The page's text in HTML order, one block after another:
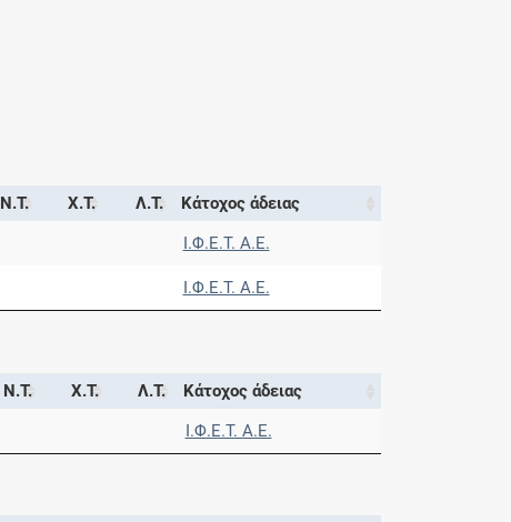
Ν.Τ. Χ.Τ. Λ.Τ.
Κάτοχος άδειας
Ι.Φ.Ε.Τ. A.E.
Ι.Φ.Ε.Τ. A.E.
Ν.Τ. Χ.Τ. Λ.Τ.
Κάτοχος άδειας
Ι.Φ.Ε.Τ. A.E.